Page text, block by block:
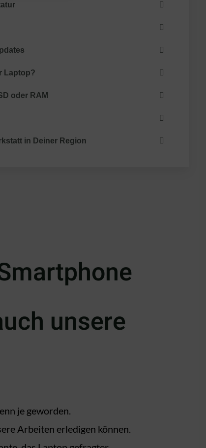
Laptop?
oder RAM
in Deiner Region
unsere
je geworden.
Arbeiten erledigen können.